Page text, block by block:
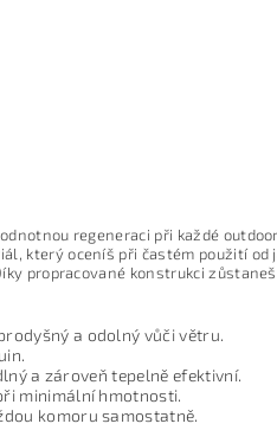
regeneraci při každé
který oceníš při častém použití
propracované konstrukci
a odolný vůči větru.
a zároveň tepelně efektivní.
minimální hmotnosti.
komoru samostatně.